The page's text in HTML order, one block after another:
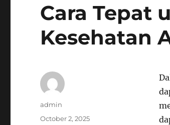
Cara Tepat
Kesehatan
Author
admin
Posted
October 2, 2025